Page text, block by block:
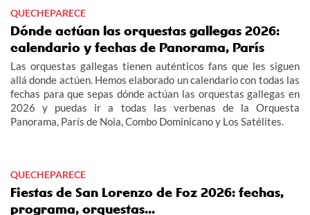
QUECHEPARECE
Dónde actúan las orquestas gallegas 2026:
calendario y fechas de Panorama, París
Las orquestas gallegas tienen auténticos fans que les siguen
allá donde actúen. Hemos elaborado un calendario con todas las
fechas para que sepas dónde actúan las orquestas gallegas en
2026 y puedas ir a todas las verbenas de la Orquesta
Panorama, París de Noia, Combo Dominicano y Los Satélites.
QUECHEPARECE
Fiestas de San Lorenzo de Foz 2026: fechas,
programa, orquestas...